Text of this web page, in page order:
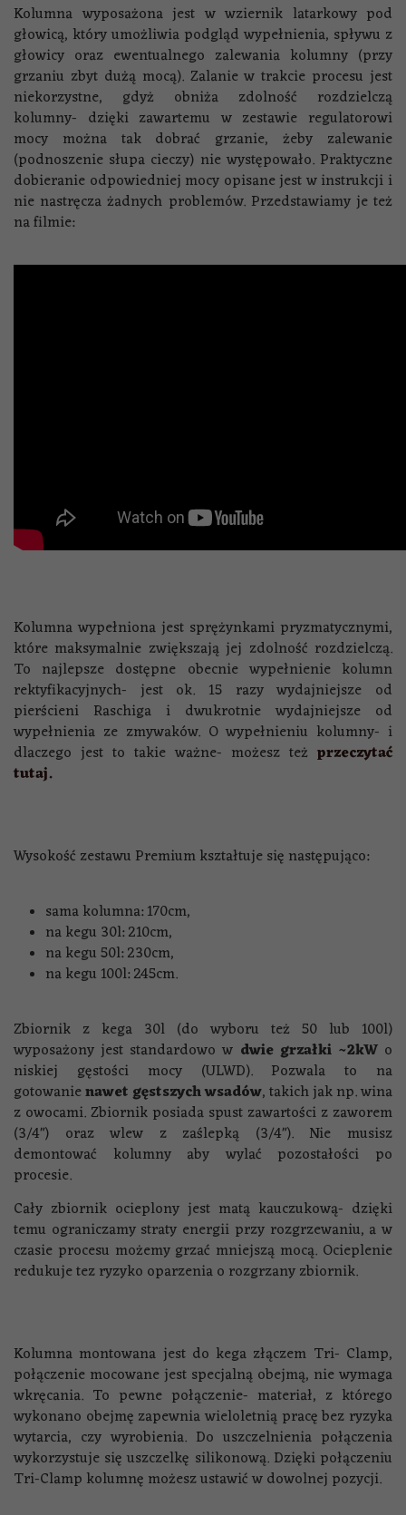
Kolumna wyposażona jest w wziernik latarkowy pod
głowicą, który umożliwia podgląd wypełnienia, spływu z
głowicy oraz ewentualnego zalewania kolumny (przy
grzaniu zbyt dużą mocą). Zalanie w trakcie procesu jest
niekorzystne, gdyż obniża zdolność rozdzielczą
kolumny- dzięki zawartemu w zestawie regulatorowi
mocy można tak dobrać grzanie, żeby zalewanie
(podnoszenie słupa cieczy) nie występowało. Praktyczne
dobieranie odpowiedniej mocy opisane jest w instrukcji i
nie nastręcza żadnych problemów. Przedstawiamy je też
na filmie:
Kolumna wypełniona jest sprężynkami pryzmatycznymi,
które maksymalnie zwiększają jej zdolność rozdzielczą.
To najlepsze dostępne obecnie wypełnienie kolumn
rektyfikacyjnych- jest ok. 15 razy wydajniejsze od
pierścieni Raschiga i dwukrotnie wydajniejsze od
wypełnienia ze zmywaków. O wypełnieniu kolumny- i
dlaczego jest to takie ważne- możesz też przeczytać
tutaj.
Wysokość zestawu Premium kształtuje się następująco:
sama kolumna: 170cm,
na kegu 30l: 210cm,
na kegu 50l: 230cm,
na kegu 100l: 245cm.
Zbiornik z kega 30l (do wyboru też 50 lub 100l)
wyposażony jest standardowo w dwie grzałki ~2kWo
niskiej gęstości mocy (ULWD). Pozwala to na
gotowanienawet gęstszych wsadów, takich jak np. wina
z owocami. Zbiornik posiada spust zawartości z zaworem
(3/4") oraz wlew z zaślepką (3/4"). Nie musisz
demontować kolumny aby wylać pozostałości po
procesie.
Cały zbiornik ocieplony jest matą kauczukową- dzięki
temu ograniczamy straty energii przy rozgrzewaniu, a w
czasie procesu możemy grzać mniejszą mocą. Ocieplenie
redukuje tez ryzyko oparzenia o rozgrzany zbiornik.
Kolumna montowana jest do kega złączem Tri- Clamp,
połączenie mocowane jest specjalną obejmą, nie wymaga
wkręcania. To pewne połączenie- materiał, z którego
wykonano obejmę zapewnia wieloletnią pracę bez ryzyka
wytarcia, czy wyrobienia. Do uszczelnienia połączenia
wykorzystuje się uszczelkę silikonową. Dzięki połączeniu
Tri-Clamp kolumnę możesz ustawić w dowolnej pozycji.